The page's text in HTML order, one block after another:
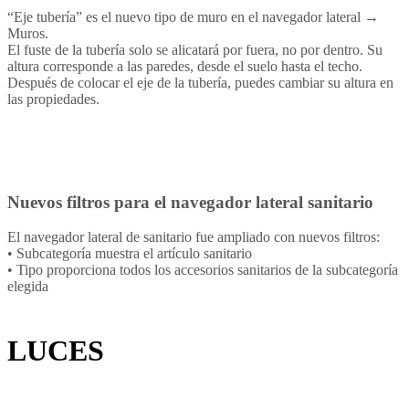
“Eje tubería” es el nuevo tipo de muro en el navegador lateral →
Muros.
El fuste de la tubería solo se alicatará por fuera, no por dentro. Su
altura corresponde a las paredes, desde el suelo hasta el techo.
Después de colocar el eje de la tubería, puedes cambiar su altura en
las propiedades.
Nuevos filtros para el navegador lateral sanitario
El navegador lateral de sanitario fue ampliado con nuevos filtros:
• Subcategoría muestra el artículo sanitario
• Tipo proporciona todos los accesorios sanitarios de la subcategoría
elegida
LUCES